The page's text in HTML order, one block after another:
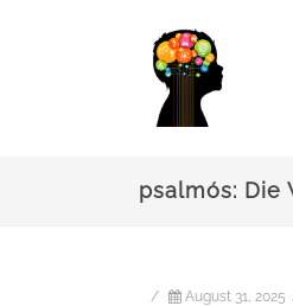
psalmós: Die
/ August 31, 2025